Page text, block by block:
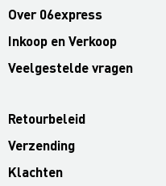
Over 06express
Inkoop en Verkoop
Veelgestelde vragen
Retourbeleid
Verzending
Klachten